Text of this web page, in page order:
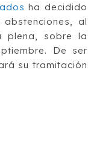
ha decidido
al
plena, sobre la
De ser
su tramitación